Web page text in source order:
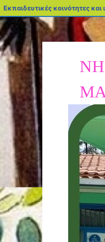
Εκπαιδευτικές κοινότητες και